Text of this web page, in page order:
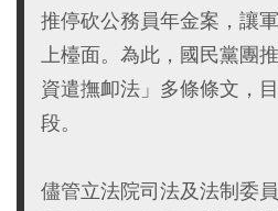
推停砍公務員年金案，讓
上檯面。為此，國民黨團
資遣撫卹法」多條條文，
段。
儘管立法院司法及法制委